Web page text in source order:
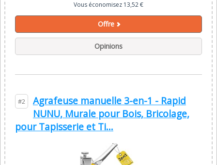
Vous économisez 13,52 €
Offre
Opinions
#2
Agrafeuse manuelle 3-en-1 - Rapid
NUNU, Murale pour Bois, Bricolage,
pour Tapisserie et Ti...